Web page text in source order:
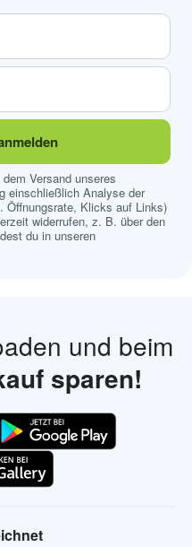
Versand unseres
einschließlich Analyse der
Öffnungsrate, Klicks auf Links)
widerrufen, z. B. über den
du in unseren
und beim
sparen!